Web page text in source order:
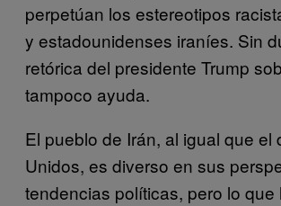
perpetúan los estereotipos
y estadounidenses iraníes. Sin
retórica del presidente Trump
tampoco ayuda.
El pueblo de Irán, al igual que el
Unidos, es diverso en sus
tendencias políticas, pero lo que